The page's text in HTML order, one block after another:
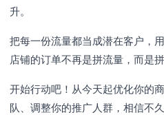
升。
把每一份流量都当成潜在客户，
店铺的订单不再是拼流量，而是
开始行动吧！从今天起优化你的
队、调整你的推广人群，相信不